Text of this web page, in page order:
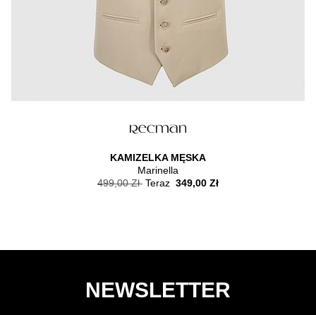
KAMIZELKA MĘSKA
Marinella
499,00 Zł Teraz 349,00 Zł
NEWSLETTER